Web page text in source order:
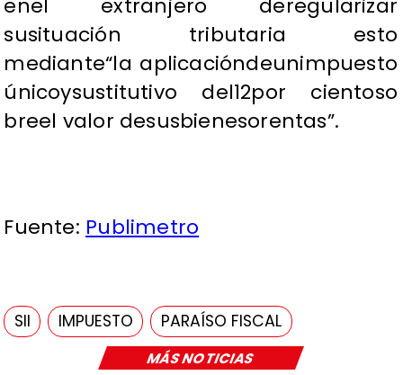
MÁS NOTICIAS
enel extranjero deregularizar
susituación tributaria esto
mediante“la aplicacióndeunimpuesto
únicoysustitutivo del12por cientoso
breel valor desusbienesorentas”.
Fuente: Publimetro
SII IMPUESTO PARAÍSO FISCAL